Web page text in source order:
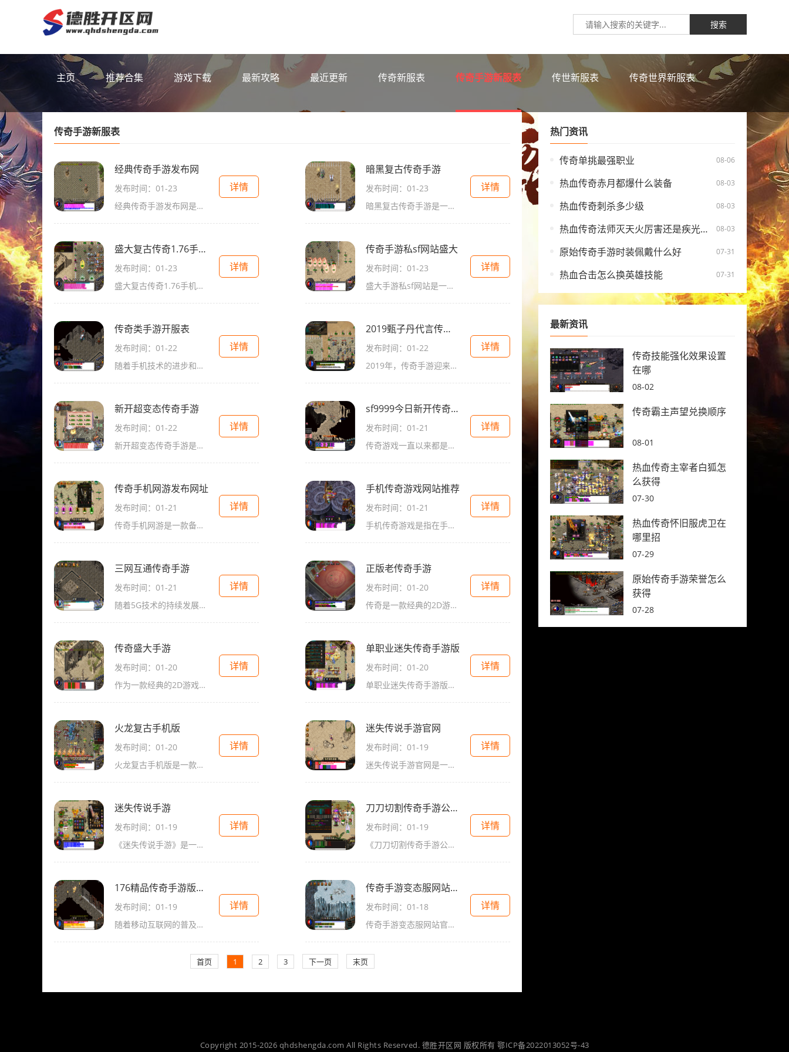
搜索
主页 推荐合集 游戏下载 最新攻略 最近更新 传奇新服表 传奇手游新服表 传世新服表 传奇世界新服表
传奇手游新服表
经典传奇手游发布网
发布时间：01-23
经典传奇手游发布网是一个专注于传奇类游戏推介和发布的专业平台。作为这个领域中知名的网站，经典传奇手游发布网为广大游戏玩家提供了丰富的传奇类游戏资源和详细的玩法介绍
详情
暗黑复古传奇手游
发布时间：01-23
暗黑复古传奇手游是一款经典的2D角色扮演游戏，以万人在线的玩家互动为特色，让玩家能够尽情地享受传奇的世界。在这个游戏中，玩家可以通过强化装备、探索主城、极限攻速刀刀爆
详情
盛大复古传奇1.76手机版
发布时间：01-23
盛大复古传奇1.76手机版是一款经典的2D角色扮演游戏，以其激情燃烧的万人在线玩法和玩家之间的高度互动而闻名。游戏以传奇为背景，通过玩家扮演的角色与其他玩家进行战斗、交流
详情
传奇手游私sf网站盛大
发布时间：01-23
盛大手游私sf网站是一个专门提供传奇游戏的2D角色扮演平台，拥有万人在线的大型多人在线角色扮演游戏。玩家在这个网站上可以体验到传奇游戏的精彩和乐趣。传奇是一款非常经典的
详情
传奇类手游开服表
发布时间：01-22
随着手机技术的进步和人们对游戏的热爱，传奇类手游逐渐成为了现代年轻人的最爱。传奇类手游以其独特的玩法、丰富的剧情和极高的乐趣感，在游戏市场中占据了重要的地位。近几
详情
2019甄子丹代言传奇手游
发布时间：01-22
2019年，传奇手游迎来了一个令人期待的合作伙伴——甄子丹！甄子丹作为世界级的武术明星，凭借其出色的拳脚功夫和娴熟的武术技巧深受全球观众的喜爱。他不仅在电影界有着卓越的
详情
新开超变态传奇手游
发布时间：01-22
新开超变态传奇手游是近期火爆上线的一款角色扮演游戏，游戏以经典的传奇题材为背景，采用了全新的画面和玩法，给玩家带来独特的游戏体验。下面将为大家详细介绍该游戏的具体
详情
sf9999今日新开传奇手游
发布时间：01-21
传奇游戏一直以来都是游戏界的经典之作，它的2D画面、角色扮演和万人在线的特点吸引了众多游戏爱好者的关注与喜爱。而近期即将上线的《sf9999今日新开传奇手游》更是将带给玩家们
详情
传奇手机网游发布网址
发布时间：01-21
传奇手机网游是一款备受玩家喜爱的手机游戏，不仅承袭了传奇系列游戏的经典元素，还加入了更多创新的内容，给玩家带来了全新的游戏体验。该游戏以传奇世界为背景，将玩家带入
详情
手机传奇游戏网站推荐
发布时间：01-21
手机传奇游戏是指在手机终端上运行的一类具有传奇题材的游戏。这类游戏以奇幻的剧情设定、精美的画面表现和多样化的玩法吸引着众多玩家的关注与喜爱。随着智能手机的普及，手
详情
三网互通传奇手游
发布时间：01-21
随着5G技术的持续发展和智能手机的普及，手游成为人们休闲娱乐的首选。而在众多手游中，以其独特的游戏体验、精美的画面和刺激的战斗玩法而备受瞩目的《三网互通传奇手游》无疑
详情
正版老传奇手游
发布时间：01-20
传奇是一款经典的2D游戏，以角色扮演为主题，是许多玩家青睐已久的老传奇手游。这款游戏拥有万人在线的特色，玩家可以与其他玩家进行互动，体验非常刺激的游戏体验。在传奇游戏
详情
传奇盛大手游
发布时间：01-20
作为一款经典的2D游戏，传奇系列一直以其独特的玩法和引人入胜的剧情而深受玩家喜爱。而在《传奇盛大手游》这款游戏中，不仅延续了传奇系列的经典元素，还加入了更多创新内容，
详情
单职业迷失传奇手游版
发布时间：01-20
单职业迷失传奇手游版是一款受到广大玩家喜爱的传奇类角色扮演游戏，它融合了2D游戏的经典元素，让玩家能够在一个奇幻的游戏世界中体验到无尽的冒险和乐趣。本游戏的最大特点就
详情
火龙复古手机版
发布时间：01-20
火龙复古手机版是一款经典的传奇2D游戏，玩家可以扮演各种角色进行冒险，与万人在线互动。游戏中拥有丰富多样的职业、技能、装备套装和PVP系统，给玩家带来全新的游戏体验。传奇
详情
迷失传说手游官网
发布时间：01-19
迷失传说手游官网是一款备受玩家喜爱的2D传奇游戏，该游戏以角色扮演为主题，采用万人在线的模式，玩家可以体验到真实的玩家互动。游戏内部还有丰富的练级系统、装备生产系统和
详情
迷失传说手游
发布时间：01-19
《迷失传说手游》是一款经典的2D传奇游戏，是一款角色扮演游戏，具有万人在线和玩家互动的特点。玩家扮演着一个勇者的角色，将迎来一场冒险与探索的旅程。玩家可以通过与其他玩
详情
刀刀切割传奇手游公益服
发布时间：01-19
《刀刀切割传奇手游公益服》是一款备受期待的2D游戏，为玩家带来了真实而刺激的传奇游戏体验。这款游戏具备经典的传奇玩法，包括角色扮演、万人在线、玩家互动等特点，深受玩家
详情
176精品传奇手游版互通
发布时间：01-19
随着移动互联网的普及和发展，手游行业也在迅猛增长。而作为传奇游戏的经典代表，《176精品传奇手游版互通》以其精美细腻的画面、全球万人在线的玩法以及丰富多样的游戏内容吸
详情
传奇手游变态服网站官网
发布时间：01-18
传奇手游变态服网站官网是传奇手游玩家们不可错过的重要资源。在这个网站上，玩家们可以找到丰富多样的传奇手游变态服，这些服装版的游戏相比普通服版本增加了更多的创新和挑
详情
首页 1 2 3 下一页 末页
热门资讯
传奇单挑最强职业 08-06
热血传奇赤月都爆什么装备 08-03
热血传奇刺杀多少级 08-03
热血传奇法师灭天火厉害还是疾光电影 08-03
原始传奇手游时装佩戴什么好 07-31
热血合击怎么换英雄技能 07-31
最新资讯
传奇技能强化效果设置
在哪
08-02
传奇霸主声望兑换顺序
08-01
热血传奇主宰者白狐怎
么获得
07-30
热血传奇怀旧服虎卫在
哪里招
07-29
原始传奇手游荣誉怎么
获得
07-28
Copyright 2015-2026 qhdshengda.com All Rights Reserved. 德胜开区网 版权所有 鄂ICP备2022013052号-43